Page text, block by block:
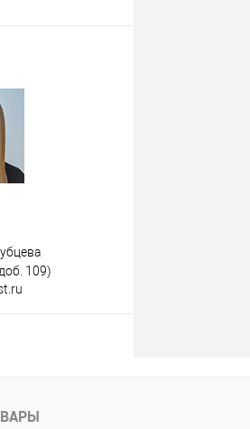
109)